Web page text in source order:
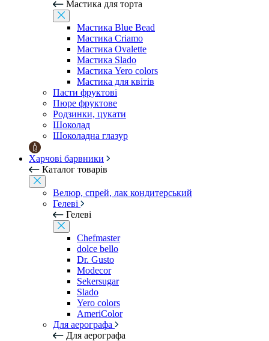
Мастика для торта
Мастика Blue Bead
Мастика Criamo
Мастика Ovalette
Мастика Slado
Мастика Yero colors
Мастика для квітів
Пасти фруктові
Пюре фруктове
Родзинки, цукати
Шоколад
Шоколадна глазур
Харчові барвники
Каталог товарів
Велюр, спрей, лак кондитерський
Гелеві
Гелеві
Chefmaster
dolce bello
Dr. Gusto
Modecor
Sekersugar
Slado
Yero colors
AmeriColor
Для аерографа
Для аерографа